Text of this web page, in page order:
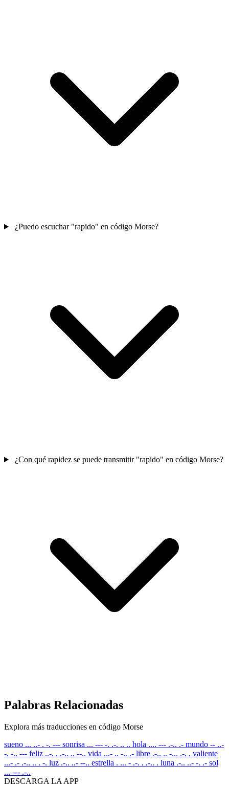
¿Puedo escuchar "rapido" en código Morse?
¿Con qué rapidez se puede transmitir "rapido" en código Morse?
Palabras Relacionadas
Explora más traducciones en código Morse
sueno ... ..- . -. --- sonrisa ... --- -. .-. .. .. hola .... --- .-.. .- mundo -- ..-
-. -.. --- feliz ..-. . .-.. .. --.. vida ...- .. -.. .- libre .-.. .. -... .-. . valiente
...- .- .-.. .. . -. luz .-.. ..- --.. estrella . ... - .-. . .-.. . luna .-.. ..- -. .- sol
... --- .-..
DESCARGA LA APP